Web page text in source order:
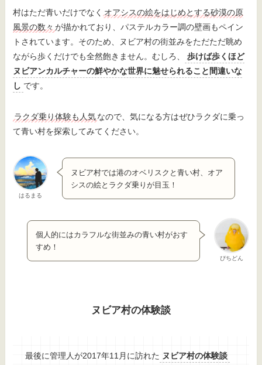
村はただ青いだけでなく オアシスの絵をはじめとする砂漠の原
風景の数々 が描かれており、パステルカラー調の壁画もペイン
トされています。そのため、ヌビア村の街並みをただただ眺め
ながら歩くだけでも全然飽きません。むしろ、
歩けば歩くほど
ヌビアンカルチャーの鮮やかな世界に魅せられること間違いな
し です。
ラクダ乗り体験も人気なので、気になる方はぜひラクダに乗っ
て青い村を探索してみてください。
はるまる
ヌビア村では港のオベリスクと青い村、オア
シスの絵とラクダ乗りが目玉！
ぴちどん
個人的にはカラフルな街並みの青い村がおす
すめ！
ヌビア村の体験談
最後に管理人が2017年11月に訪れた ヌビア村の体験談